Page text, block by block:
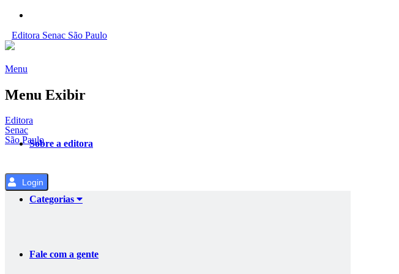
o
Editora Senac São Paulo
Menu
Menu Exibir
Editora
Senac
São PauloSobre a editora
Categorias
Fale com a gente
Login